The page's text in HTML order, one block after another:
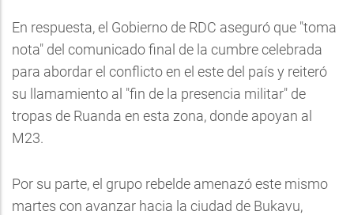
En respuesta, el Gobierno de RDC aseguró que "toma
nota" del comunicado final de la cumbre celebrada
para abordar el conflicto en el este del país y reiteró
su llamamiento al "fin de la presencia militar" de
tropas de Ruanda en esta zona, donde apoyan al
M23.
Por su parte, el grupo rebelde amenazó este mismo
martes con avanzar hacia la ciudad de Bukavu,